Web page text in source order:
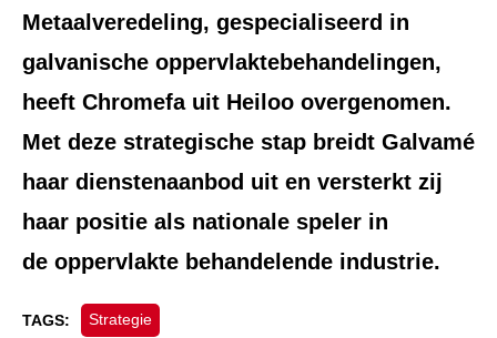
Metaalveredeling, gespecialiseerd in
galvanische oppervlaktebehandelingen,
heeft Chromefauit Heiloo overgenomen.
Met deze strategische stap breidt Galvamé
haar dienstenaanbod uit en versterkt zij
haar positie als nationale speler in
de oppervlakte behandelende industrie.
TAGS: Strategie